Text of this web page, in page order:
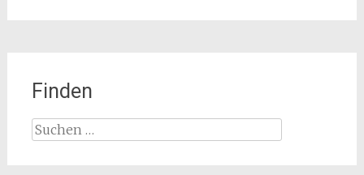
Finden
Suchen